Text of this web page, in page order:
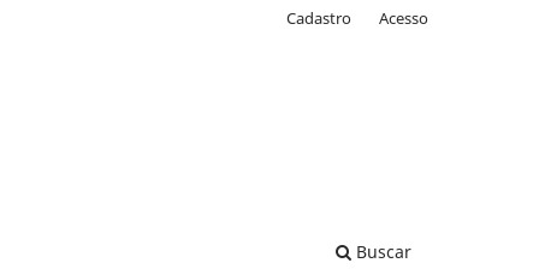
Buscar
Cadastro Acesso